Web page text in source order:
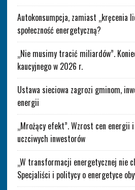
Autokonsumpcja, zamiast „kręcenia
społeczność energetyczną?
„Nie musimy tracić miliardów”.
kaucyjnego w 2026 r.
Ustawa sieciowa zagrozi gminom,
energii
„Mrożący efekt”. Wzrost cen energii
uczciwych inwestorów
„W transformacji energetycznej nie
Specjaliści i politycy o energetyce